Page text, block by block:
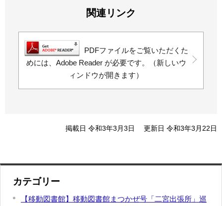
関連リンク
PDFファイルをご覧いただくた
めには、Adobe Reader が必要です。（新しいウ
ィンドウが開きます）
掲載日 令和3年3月3日 更新日 令和3年3月22日
カテゴリー
【移動図書館】移動図書館まつかぜ号「二宮出張所」巡